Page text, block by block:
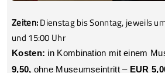
Zeiten:Dienstag bis Sonntag, jeweils
und 15:00 Uhr
Kosten: in Kombination mit einem
9,50, ohne Museumseintritt – EUR